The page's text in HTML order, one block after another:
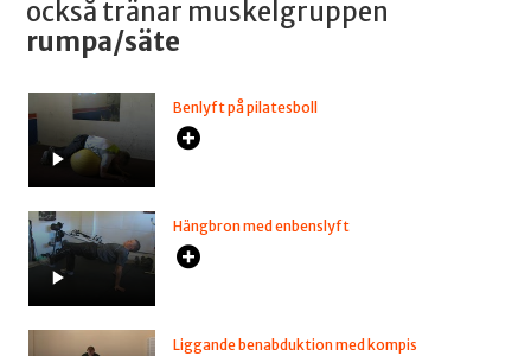
också tränar muskelgruppen
rumpa/säte
Benlyft på pilatesboll
Hängbron med enbenslyft
Liggande benabduktion med kompis